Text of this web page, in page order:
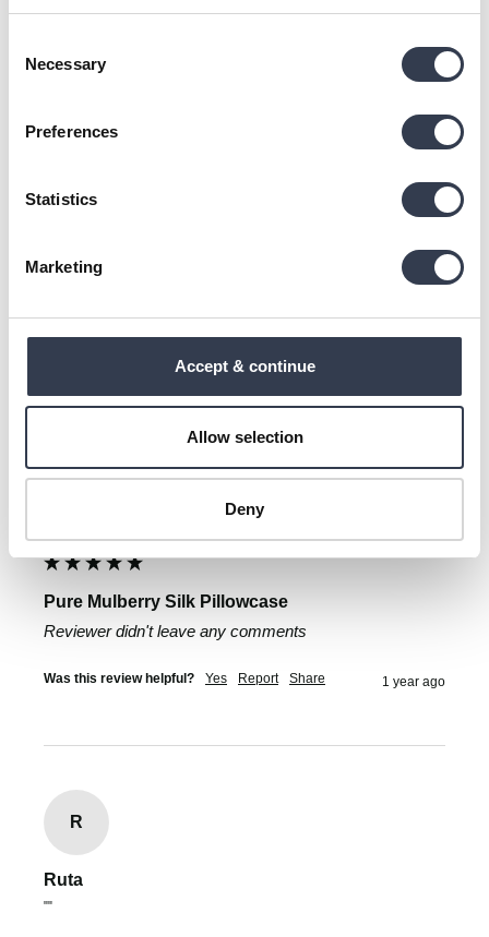
Selection
Necessary
Preferences
Statistics
Marketing
Accept & continue
Allow selection
Deny
Was this review helpful? 10 months ago
HP
Verified Customer
Pure Mulberry Silk Pillowcase
Reviewer didn't leave any comments
Was this review helpful? Yes Report Share 1 year ago
R
Ruta
""